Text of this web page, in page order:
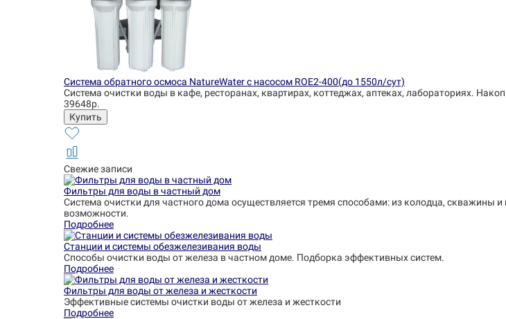
Система обратного осмоса NatureWater с насосом ROE2-400(до 1550л/сут)
Система очистки воды в кафе, ресторанах, квартирах, коттеджах, аптеках, лабораториях.
39648р.
Свежие записи
Фильтры для воды в частный дом
Система очистки для частного дома осуществляется тремя способами: из колодца, скважины
возможности.
Подробнее
Станции и системы обезжелезивания воды
Способы очистки воды от железа в частном доме. Подборка эффективных систем.
Подробнее
Фильтры для воды от железа и жесткости
Эффективные системы очистки воды от железа и жесткости
Подробнее